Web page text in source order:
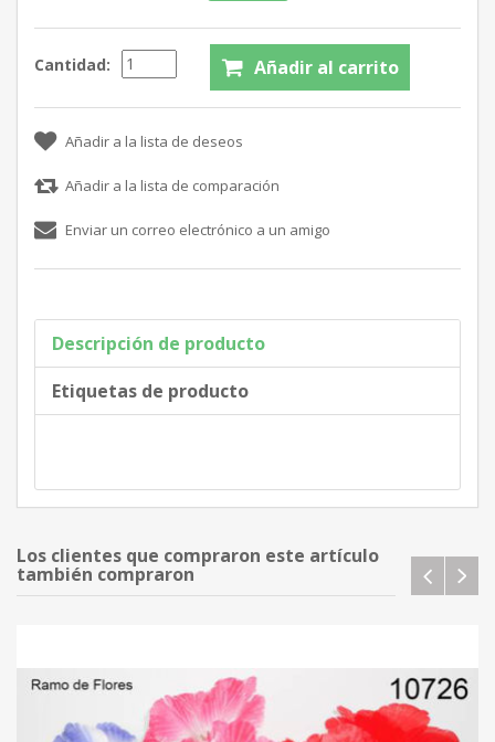
Cantidad:
Descripción de producto
Etiquetas de producto
Los clientes que compraron este artículo
también compraron